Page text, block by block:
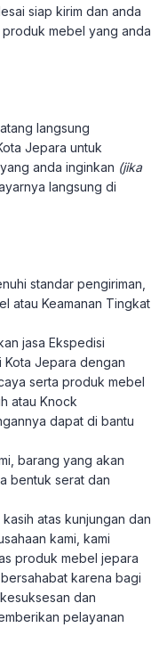
siap kirim dan anda
mebel yang anda
langsung
Jepara untuk
anda inginkan (jika
langsung di
standar pengiriman,
atau Keamanan Tingkat
jasa Ekspedisi
Kota Jepara dengan
serta produk mebel
atau Knock
dapat di bantu
barang yang akan
bentuk serat dan
atas kunjungan dan
kami, kami
produk mebel jepara
karena bagi
dan
pelayanan